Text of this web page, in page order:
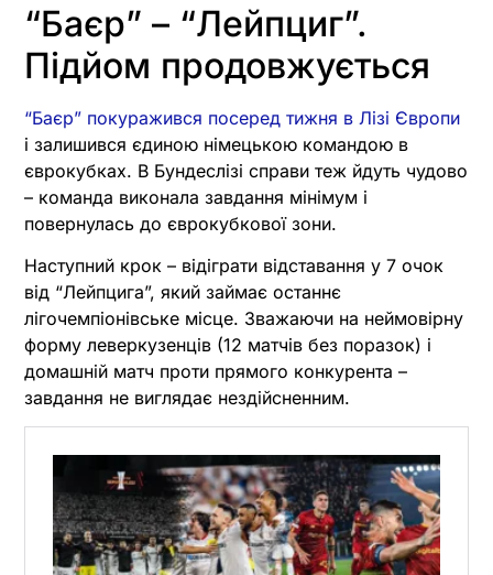
“Баєр” – “Лейпциг”.
Підйом продовжується
“Баєр” покуражився посеред тижня в Лізі Європи
і залишився єдиною німецькою командою в
єврокубках. В Бундеслізі справи теж йдуть чудово
– команда виконала завдання мінімум і
повернулась до єврокубкової зони.
Наступний крок – відіграти відставання у 7 очок
від “Лейпцига”, який займає останнє
лігочемпіонівське місце. Зважаючи на неймовірну
форму леверкузенців (12 матчів без поразок) і
домашній матч проти прямого конкурента –
завдання не виглядає нездійсненним.